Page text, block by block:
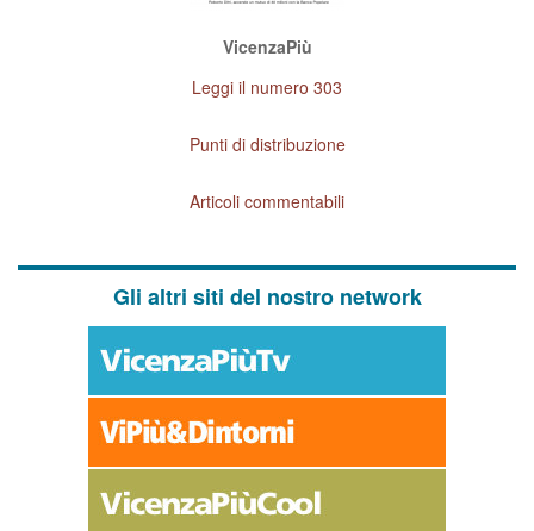
VicenzaPiù
Leggi il numero 303
Punti di distribuzione
Articoli commentabili
Gli altri siti del nostro network